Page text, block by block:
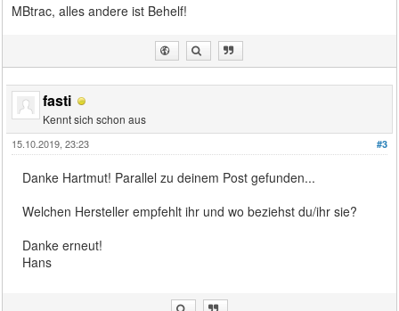
MBtrac, alles andere ist Behelf!
fasti
Kennt sich schon aus
#3
15.10.2019, 23:23
Danke Hartmut! Parallel zu deinem Post gefunden...
Welchen Hersteller empfehlt ihr und wo beziehst du/ihr sie?
Danke erneut!
Hans